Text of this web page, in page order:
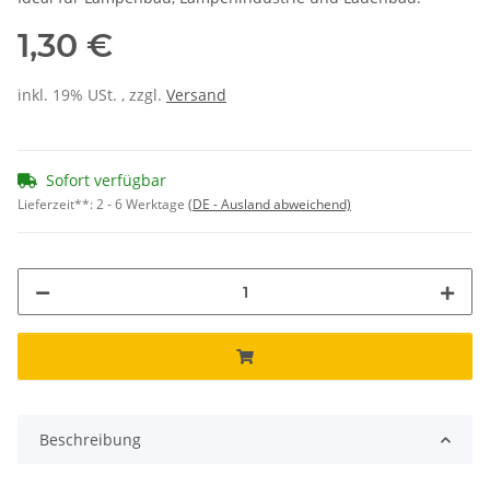
1,30 €
inkl. 19% USt. , zzgl. Versand
Sofort verfügbar
Lieferzeit**:2 - 6 Werktage (DE - Ausland abweichend)
Beschreibung